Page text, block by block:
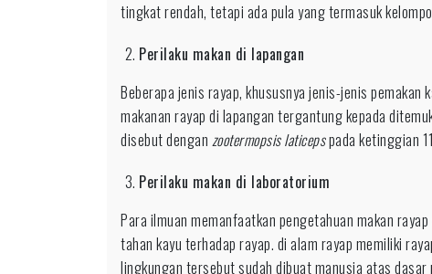
tingkat rendah, tetapi ada pula yang termasuk
Perilaku makan di lapangan
Beberapa jenis rayap, khususnya jenis-jenis
makanan rayap di lapangan tergantung kepada
disebut dengan zootermopsis laticepspada ketinggian
Perilaku makan di laboratorium
Para ilmuan memanfaatkan pengetahuan makan
tahan kayu terhadap rayap. di alam rayap memiliki
lingkungan tersebut sudah dibuat manusia atas